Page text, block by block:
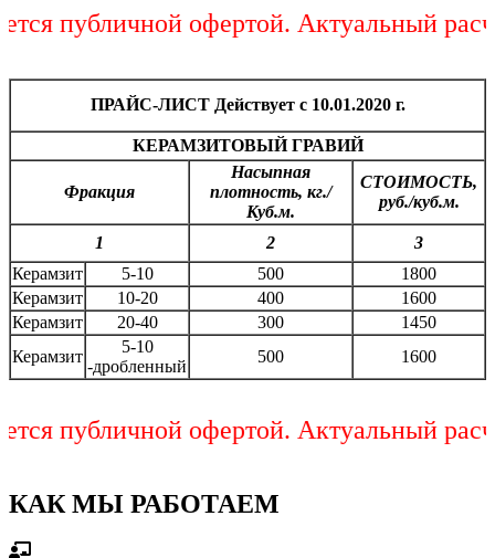
публичной офертой. Актуальный
ПРАЙС-ЛИСТ Действует с 10.01.2020 г.
КЕРАМЗИТОВЫЙ ГРАВИЙ
Фракция
Насыпная
плотность, кг./
Куб.м.
СТОИМОСТЬ,
руб./куб.м.
1 2
3
Керамзит
5-10 500
1800
Керамзит
10-20 400
1600
Керамзит
20-40 300
1450
Керамзит
5-10
-дробленный
500 1600
публичной офертой. Актуальный
КАК МЫ РАБОТАЕМ